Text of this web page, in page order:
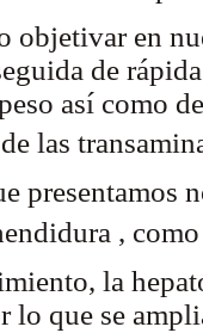
objetivar en
de
así como
las
presentamos
,
la
lo que se